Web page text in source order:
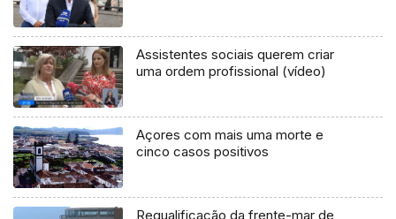
Assistentes sociais querem criar
uma ordem profissional (vídeo)
Açores com mais uma morte e
cinco casos positivos
Requalificação da frente-mar de